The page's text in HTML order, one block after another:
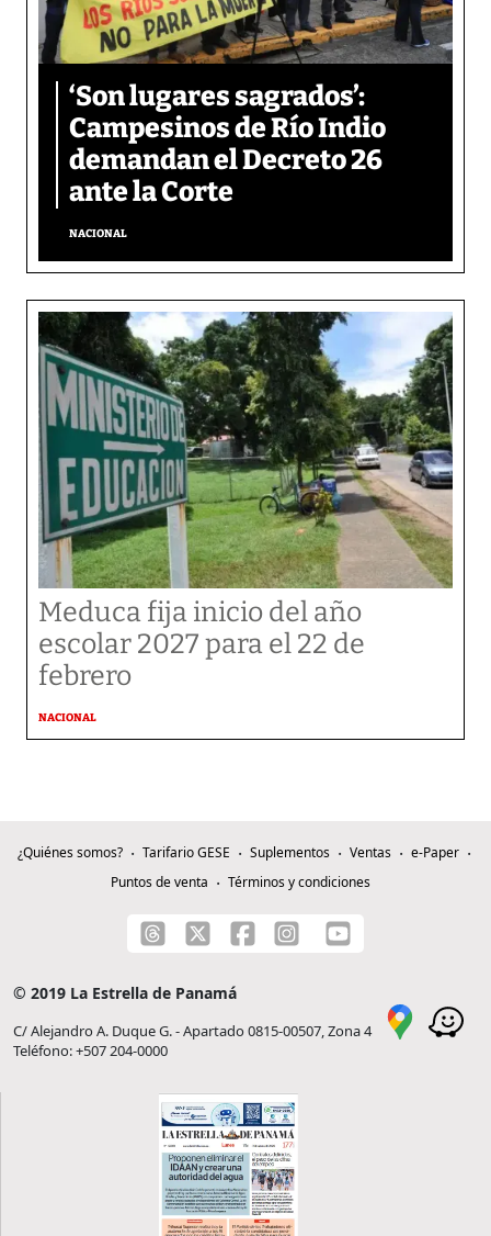
‘Son lugares sagrados’:
Campesinos de Río Indio
demandan el Decreto 26
ante la Corte
NACIONAL
Meduca fija inicio del año
escolar 2027 para el 22 de
febrero
NACIONAL
¿Quiénes somos? Tarifario GESE Suplementos Ventas
e-Paper
Puntos de venta
Términos y condiciones
© 2019 La Estrella de Panamá
C/ Alejandro A. Duque G. - Apartado 0815-00507, Zona 4
Teléfono: +507 204-0000